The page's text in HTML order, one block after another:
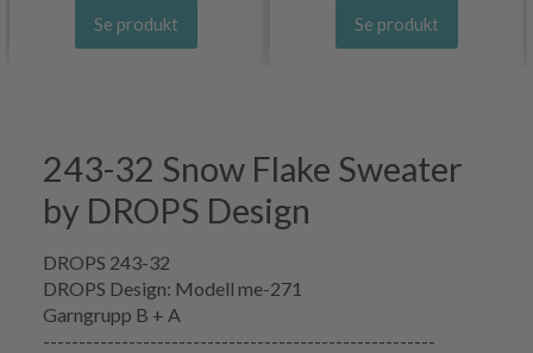
Se produkt Se produkt
243-32 Snow Flake Sweater
by DROPS Design
DROPS 243-32
DROPS Design: Modell me-271
Garngrupp B + A
-------------------------------------------------------